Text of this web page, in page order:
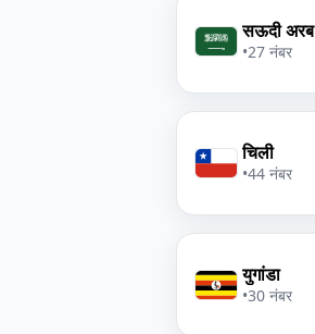
सऊदी अरब
•27 नंबर
चिली
•44 नंबर
युगांडा
•30 नंबर